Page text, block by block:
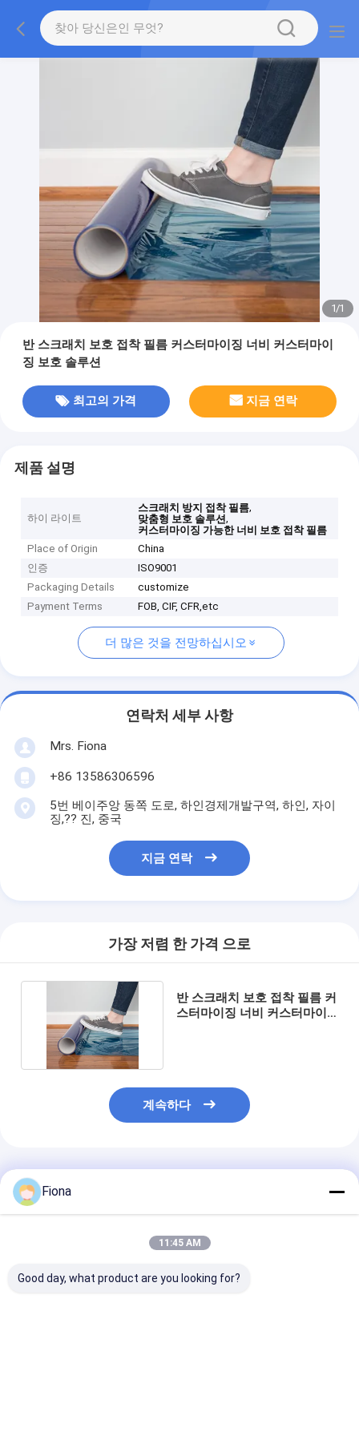
1/1
반 스크래치 보호 접착 필름 커스터마이징 너비 커스터마이
징 보호 솔루션
최고의 가격 지금 연락
제품 설명
하이 라이트
스크래치 방지 접착 필름,
맞춤형 보호 솔루션,
커스터마이징 가능한 너비 보호 접착 필름
Place of Origin
China
인증
ISO9001
Packaging Details
customize
Payment Terms
FOB, CIF, CFR,etc
더 많은 것을 전망하십시오
연락처 세부 사항
Mrs. Fiona
+86 13586306596
5번 베이주앙 동쪽 도로, 하인경제개발구역, 하인, 자이
징,?? 진, 중국
지금 연락
가장 저렴 한 가격 으로
반 스크래치 보호 접착 필름 커
스터마이징 너비 커스터마이
계속하다
추천된 제품
Fiona
11:45 AM
Good day, what product are you looking for?